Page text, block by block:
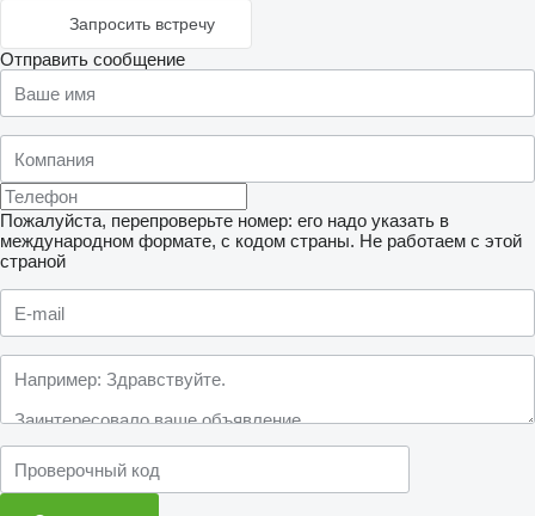
Запросить встречу
Отправить сообщение
Пожалуйста, перепроверьте номер: его надо указать в
международном формате, с кодом страны. Не работаем с этой
страной